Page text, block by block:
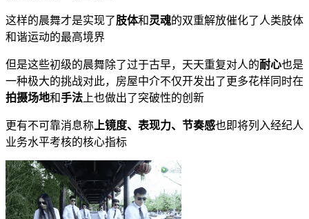
这样的晨舞才是实现了肢体和灵魂的双重解放催化了人类肢体
和谐运动的最高境界
但是这些初级的晨舞除了过于古早，天天重复对人的耐心也是
一种极大的挑战对此，房屋中介不仅开发出了更多花样同时在
拍摄场地和手法 上也做出了突破性的创新
更有不可靠消息称 上镜度、表现力、节奏感也即将列入经纪人
业务水平考核的核心指标